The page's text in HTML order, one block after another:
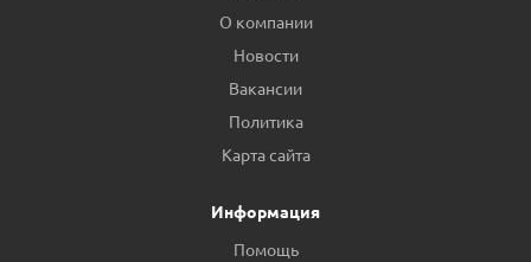
О компании
Новости
Вакансии
Политика
Карта сайта
Информация
Помощь